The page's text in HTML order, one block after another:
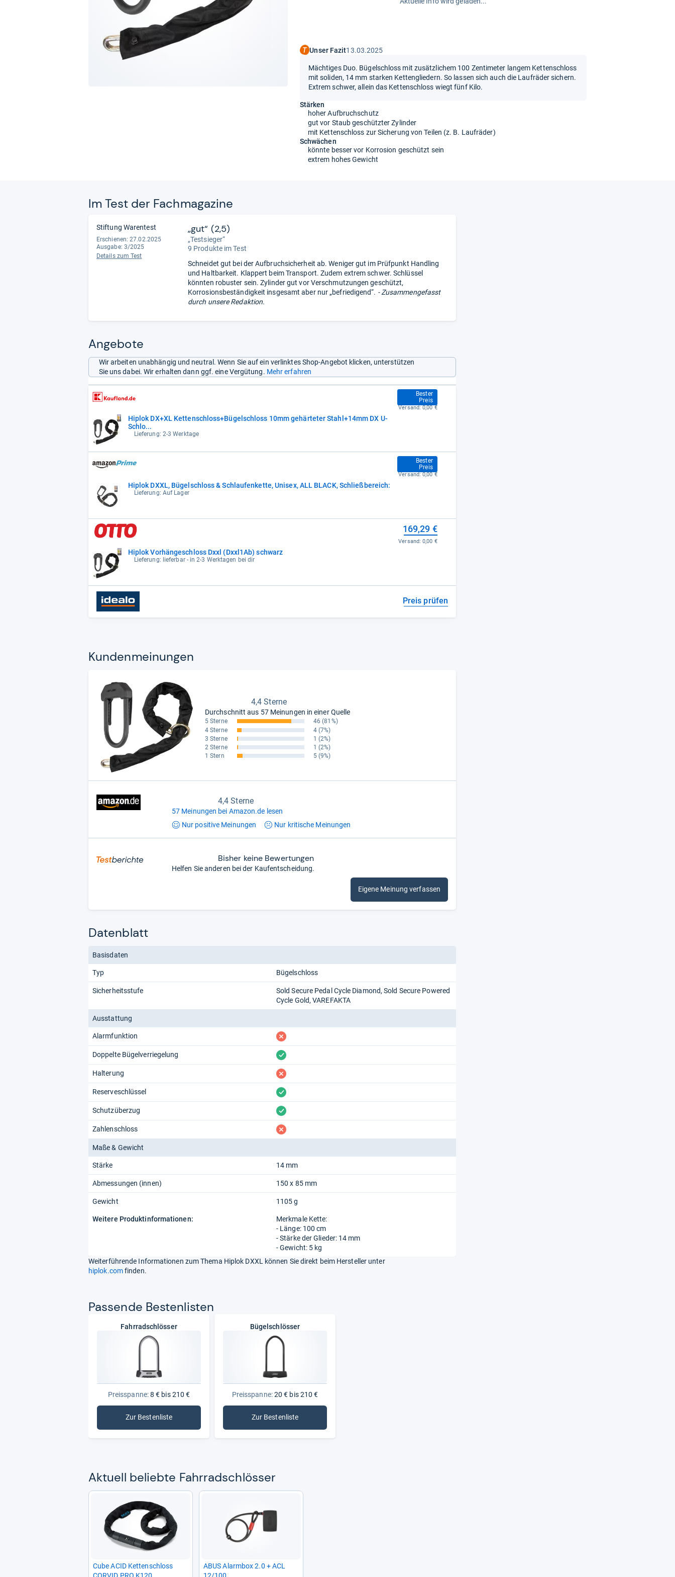
Unser Fazit13.03.2025
Mächtiges Duo. Bügelschloss mit zusätzlichem 100 Zentimeter langem Kettenschloss
mit soliden, 14 mm starken Kettengliedern. So lassen sich auch die Laufräder sichern.
Extrem schwer, allein das Kettenschloss wiegt fünf Kilo.
Stärken
hoher Aufbruchschutz
gut vor Staub geschützter Zylinder
mit Kettenschloss zur Sicherung von Teilen (z. B. Laufräder)
Schwächen
könnte besser vor Korrosion geschützt sein
extrem hohes Gewicht
Im Test der Fach­ma­ga­zine
Stiftung Warentest
Erschienen: 27.02.2025
Ausgabe: 3/2025
Details zum Test
„gut“ (2,5)
„Testsieger“
9 Produkte im Test
Schneidet gut bei der Aufbruchsicherheit ab. Weniger gut im Prüfpunkt Handling
und Haltbarkeit. Klappert beim Transport. Zudem extrem schwer. Schlüssel
könnten robuster sein. Zylinder gut vor Verschmutzungen geschützt,
Korrosionsbeständigkeit insgesamt aber nur „befriedigend“. - Zusammengefasst
durch unsere Redaktion.
Angebote
Wir arbeiten unabhängig und neutral. Wenn Sie auf ein verlinktes Shop-Angebot klicken, unterstützen
Sie uns dabei. Wir erhalten dann ggf. eine Vergütung. Mehr erfahren
Hiplok DX+XL Kettenschloss+Bügelschloss 10mm gehärteter Stahl+14mm DX U-
Schlo...
Lieferung: 2-3 Werktage
Bester
Preis
164,99 €
Versand:0,00 €
Hiplok DXXL, Bügelschloss & Schlaufenkette, Unisex, ALL BLACK, Schließbereich:
Lieferung: Auf Lager
Bester
Preis
164,99 €
Versand:0,00 €
Hiplok Vorhängeschloss Dxxl (Dxxl1Ab) schwarz
Lieferung: lieferbar - in 2-3 Werktagen bei dir
169,29 €
Versand:0,00 €
Preis prüfen
Kun­den­mei­nun­gen
4,4 Sterne
Durchschnitt aus 57 Meinungen in einer Quelle
5 Sterne 46 (81%)
4 Sterne
4 (7%)
3 Sterne
1 (2%)
2 Sterne
1 (2%)
1 Stern
5 (9%)
4,4 Sterne
57 Meinungen bei Amazon.de lesen
Nur positive Meinungen Nur kritische Meinungen
Bisher keine Bewertungen
Helfen Sie anderen bei der Kaufentscheidung.
Eigene Meinung verfassen
Datenblatt
Basisdaten
Typ Bügelschloss
Sicherheitsstufe
Sold Secure Pedal Cycle Diamond, Sold Secure Powered
Cycle Gold, VAREFAKTA
Ausstattung
Alarmfunktion fehlt
Doppelte Bügelverriegelung vorhanden
Halterung fehlt
Reserveschlüssel vorhanden
Schutzüberzug vorhanden
Zahlenschloss fehlt
Maße & Gewicht
Stärke 14 mm
Abmessungen (innen) 150 x 85 mm
Gewicht 1105 g
Weitere Produktinformationen:
Merkmale Kette:
- Länge: 100 cm
- Stärke der Glieder: 14 mm
- Gewicht: 5 kg
Weiterführende Informationen zum Thema Hiplok DXXL können Sie direkt beim Hersteller unter
hiplok.comfinden.
Pas­sende Bes­ten­lis­ten
Fahrradschlösser
Preisspanne:8 € bis 210 €
Zur Bestenliste: Fahrradschlösser
Bügelschlösser
Preisspanne:20 € bis 210 €
Zur Bestenliste: Bügelschlösser
Aktu­ell beliebte Fahr­rad­sch­lös­ser
Cube ACID Ket­ten­schloss
COR­VID PRO K120
ABUS Alarm­box 2.0 + ACL
12/100